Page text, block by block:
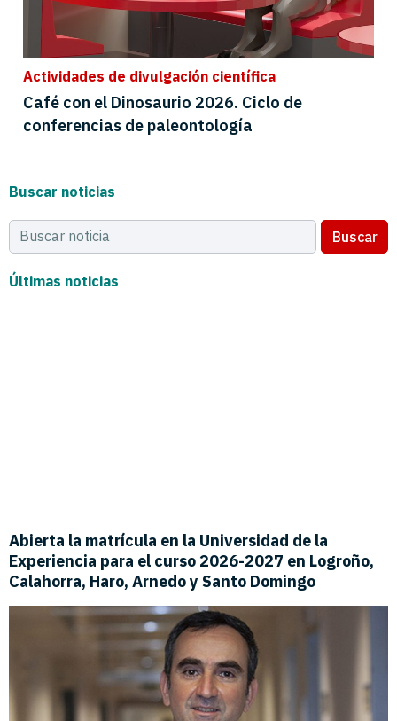
Actividades de divulgación científica
Café con el Dinosaurio 2026. Ciclo de
conferencias de paleontología
Buscar noticias
Buscar
Últimas noticias